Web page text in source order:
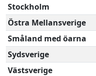
Stockholm
Östra Mellansverige
Småland med öarna
Sydsverige
Västsverige